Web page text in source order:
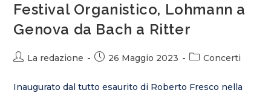
Festival Organistico, Lohmann a
Genova da Bach a Ritter
La redazione 26 Maggio 2023 Concerti
Inaugurato dal tutto esaurito di Roberto Fresco nella